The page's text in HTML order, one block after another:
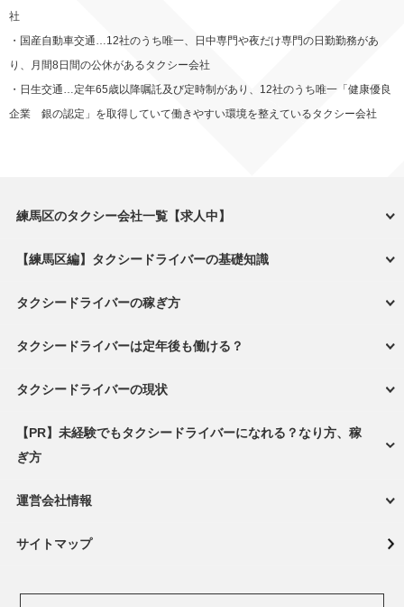
社
・国産自動車交通…12社のうち唯一、日中専門や夜だけ専門の日勤勤務があ
り、月間8日間の公休があるタクシー会社
・日生交通…定年65歳以降嘱託及び定時制があり、12社のうち唯一「健康優良
企業 銀の認定」を取得していて働きやすい環境を整えているタクシー会社
練馬区のタクシー会社一覧【求人中】
【練馬区編】タクシードライバーの基礎知識
タクシードライバーの稼ぎ方
タクシードライバーは定年後も働ける？
タクシードライバーの現状
【PR】未経験でもタクシードライバーになれる？なり方、稼
ぎ方
運営会社情報
サイトマップ